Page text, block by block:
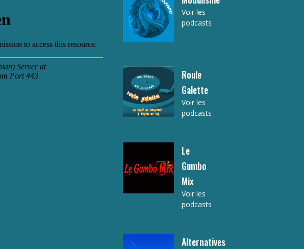
Voir les
podcasts
Roule
Galette
Voir les
podcasts
Le
Gumbo
Mix
Voir les
podcasts
Alternatives